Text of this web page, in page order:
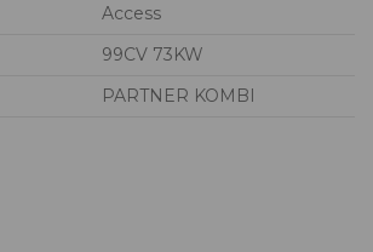
Access
99CV 73KW
PARTNER KOMBI